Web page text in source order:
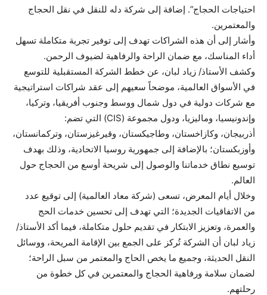
احتياجات الحجاج”. إضافة إلى شركة دله للنقل في نقل الحجاج
والمعتمرين.
وأشار إلى أن هذه الشراكات تهدف إلى توفير تجربة متكاملة تسهل
أداء المناسك، مع ضمان الراحة والرفاهية لضيوف الرحمن.
وكشف الأستاذ/ زياد لبان، عن خطط الشركة المستقبلية للتوسع
في الأسواق العالمية، موضحاً سعيهم إلى عقد شراكات استراتيجية
مع شركات دولية في دول شمال ووسط وجنوب أفريقيا، وتركيا،
وإندونيسيا، وماليزيا، ودول مجموعة (CIS) التي تضم:
أذربيجان، وكازاخستان، وطاجيكستان، وقيرغيزستان، وتركمانستان،
وأوزبكستان؛ بالإضافة إلى جمهورية روسيا الاتحادية، وذلك بهدف
توسيع نطاق خدماتنا والوصول إلى شريحة أوسع من الحجاج حول
العالم.
وخلال أيام المعرض، تسعى (شركة معاد العالمية) إلى توقيع عدد
من الاتفاقيات الجديدة؛ التي تهدف إلى تحسين خدمات الحج
والعمرة، وتعزيز الابتكار في تقديم حلول متكاملة، فيما أكد الأستاذ/
زياد لبان أن الشركة تُركز على الجمع بين الإقامة المريحة، ووسائل
النقل الحديثة، وجميع ما يخص الحاج والمعتمر من سبل الراحة؛
لضمان سلامة ورفاهية الحجاج والمعتمرين في كل خطوة من
رحلتهم.